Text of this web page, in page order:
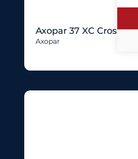
Axopar 37 XC Cross
Axopar